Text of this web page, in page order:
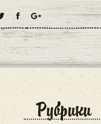
Рубрики